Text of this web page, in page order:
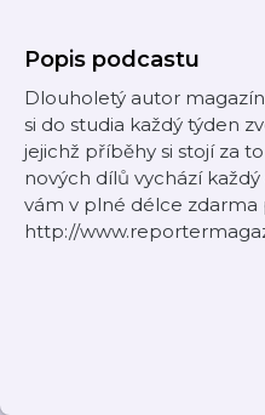
Popis podcastu
Dlouholetý autor
si do studia každý týden
jejichž příběhy si stojí za
nových dílů vychází
vám v plné délce zdarma
http://